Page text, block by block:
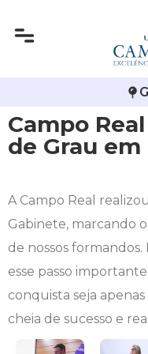
Campo
de Grau
A Campo Real
Gabinete, marcando
de nossos
esse passo
conquista seja
cheia de sucesso e
Infraestrutura
Publicações
Arquitetura e
Biomedicina
Direito
Engenharia
Engenharia Civil
Vestibular de
Vestibular de
2ª Via de Boleto
Atestado de
Atividades
Calendário
Carteirinha de
Central de Estágios -
Avalie a Campo Real
Bolsas e Incentivos
CPA
Comissão de Ética
Diploma Digital
Educação em